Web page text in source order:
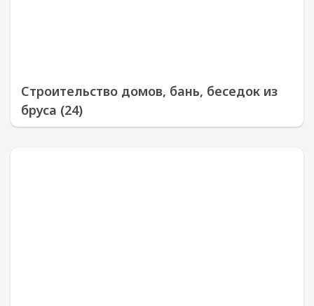
Строительство домов, бань, беседок из
бруса (24)